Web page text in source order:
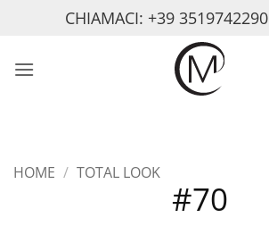
CHIAMACI: +39 3519742290
HOME / TOTAL LOOK
#70